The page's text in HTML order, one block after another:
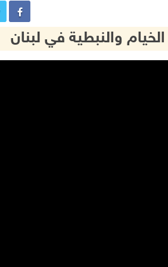
والنبطية في لبنان